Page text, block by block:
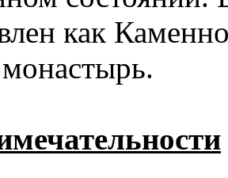
как